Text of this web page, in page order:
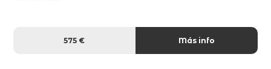
575 € Más info